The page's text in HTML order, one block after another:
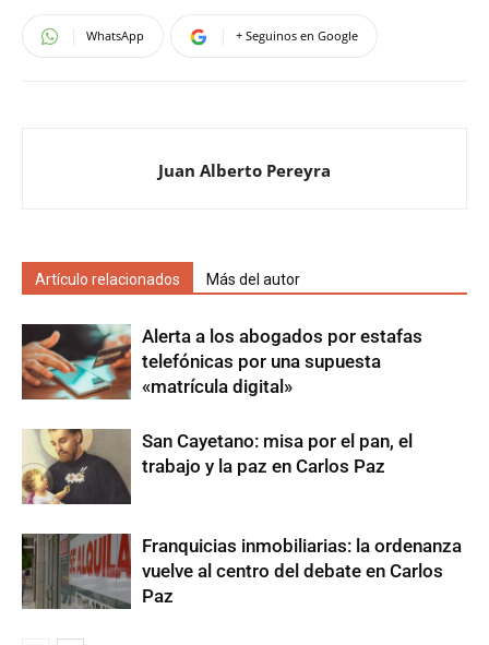
WhatsApp + Seguinos en Google
Juan Alberto Pereyra
Artículo relacionados Más del autor
Alerta a los abogados por estafas
telefónicas por una supuesta
«matrícula digital»
San Cayetano: misa por el pan, el
trabajo y la paz en Carlos Paz
Franquicias inmobiliarias: la ordenanza
vuelve al centro del debate en Carlos
Paz